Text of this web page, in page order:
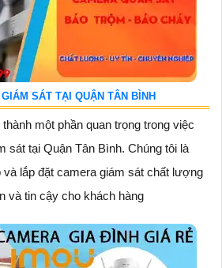
SÁT TẠI QUẬN TÂN BÌNH
một phần quan trọng trong việc
sát tại Quận Tân Bình. Chúng tôi là
lắp đặt camera giám sát chất lượng
và tin cậy cho khách hàng